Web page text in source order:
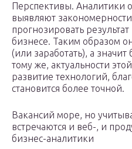
Перспективы. Аналитики
выявляют
прогнозировать
бизнесе. Таким образом
(или заработать), а
тому же, актуальности
развитие технологий,
становится более точной.
Вакансий море, но
встречаются и веб-, и
бизнес-аналитики